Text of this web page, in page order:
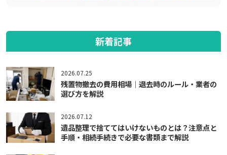
新着記事
2026.07.25
残置物撤去の費用相場｜退去時のルール・業者の
選び方を解説
2026.07.12
遺品整理で捨ててはいけないものとは？注意点と
手順・相続手続きで必要な書類まで解説